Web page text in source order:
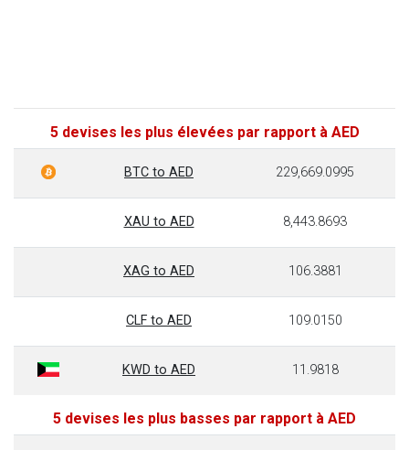
5 devises les plus élevées par rapport à AED
BTC to AED 229,669.0995
XAU to AED 8,443.8693
XAG to AED 106.3881
CLF to AED 109.0150
KWD to AED 11.9818
5 devises les plus basses par rapport à AED